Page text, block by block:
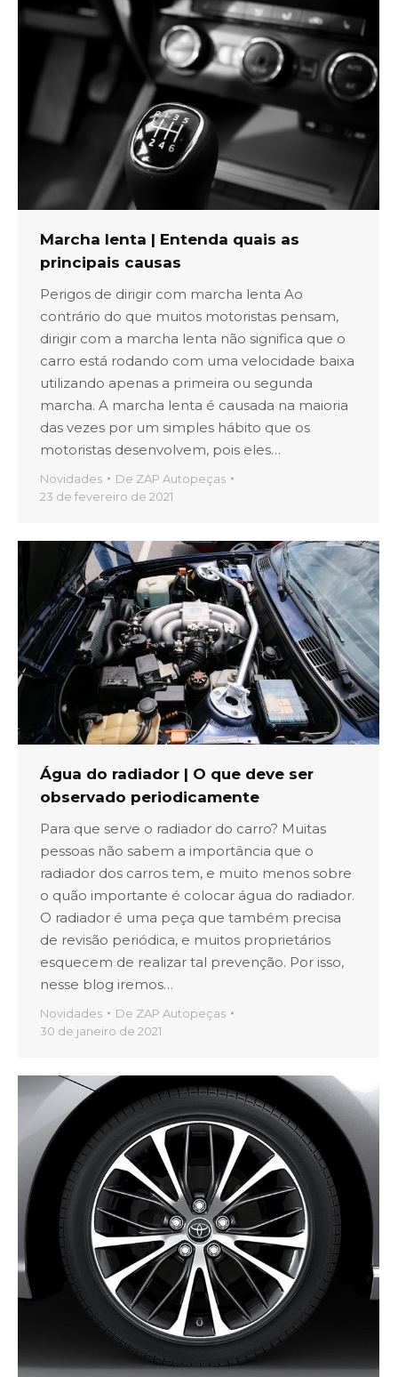
Marcha lenta | Entenda quais as
principais causas
Perigos de dirigir com marcha lenta Ao
contrário do que muitos motoristas pensam,
dirigir com a marcha lenta não significa que o
carro está rodando com uma velocidade baixa
utilizando apenas a primeira ou segunda
marcha. A marcha lenta é causada na maioria
das vezes por um simples hábito que os
motoristas desenvolvem, pois eles…
Novidades De ZAP Autopeças
23 de fevereiro de 2021
Água do radiador | O que deve ser
observado periodicamente
Para que serve o radiador do carro? Muitas
pessoas não sabem a importância que o
radiador dos carros tem, e muito menos sobre
o quão importante é colocar água do radiador.
O radiador é uma peça que também precisa
de revisão periódica, e muitos proprietários
esquecem de realizar tal prevenção. Por isso,
nesse blog iremos…
Novidades De ZAP Autopeças
30 de janeiro de 2021